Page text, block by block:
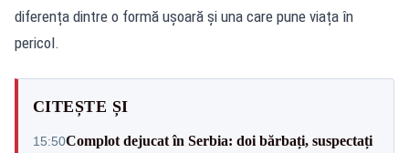
diferența dintre o formă ușoară și una care pune viața în
pericol.
CITEȘTE ȘI
15:50Complot dejucat în Serbia: doi bărbați, suspectați